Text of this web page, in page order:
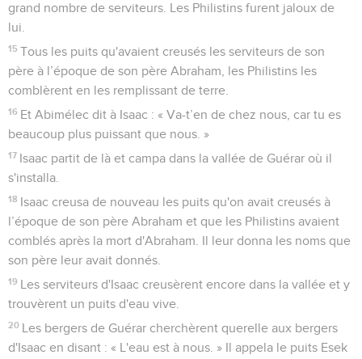
grand nombre de serviteurs. Les Philistins furent jaloux de
lui.
15 Tous les puits qu'avaient creusés les serviteurs de son
père à l’époque de son père Abraham, les Philistins les
comblèrent en les remplissant de terre.
16 Et Abimélec dit à Isaac : « Va-t’en de chez nous, car tu es
beaucoup plus puissant que nous. »
17 Isaac partit de là et campa dans la vallée de Guérar où il
s'installa.
18 Isaac creusa de nouveau les puits qu'on avait creusés à
l’époque de son père Abraham et que les Philistins avaient
comblés après la mort d'Abraham. Il leur donna les noms que
son père leur avait donnés.
19 Les serviteurs d'Isaac creusèrent encore dans la vallée et y
trouvèrent un puits d'eau vive.
20 Les bergers de Guérar cherchèrent querelle aux bergers
d'Isaac en disant : « L'eau est à nous. » Il appela le puits Esek